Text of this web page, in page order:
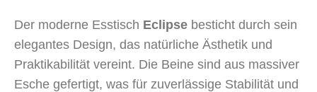
Der moderne Esstisch Eclipse besticht durch sein
elegantes Design, das natürliche Ästhetik und
Praktikabilität vereint. Die Beine sind aus massiver
Esche gefertigt, was für zuverlässige Stabilität und